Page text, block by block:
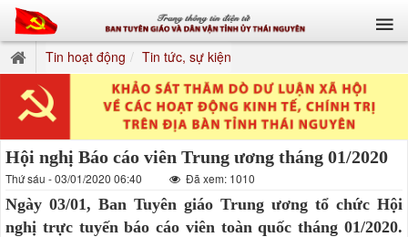
Tin hoạt động Tin tức, sự kiện
Hội nghị Báo cáo viên Trung ương tháng 01/2020
Thứ sáu - 03/01/2020 06:40 Đã xem: 1010
Ngày 03/01, Ban Tuyên giáo Trung ương tổ chức Hội
nghị trực tuyến báo cáo viên toàn quốc tháng 01/2020.